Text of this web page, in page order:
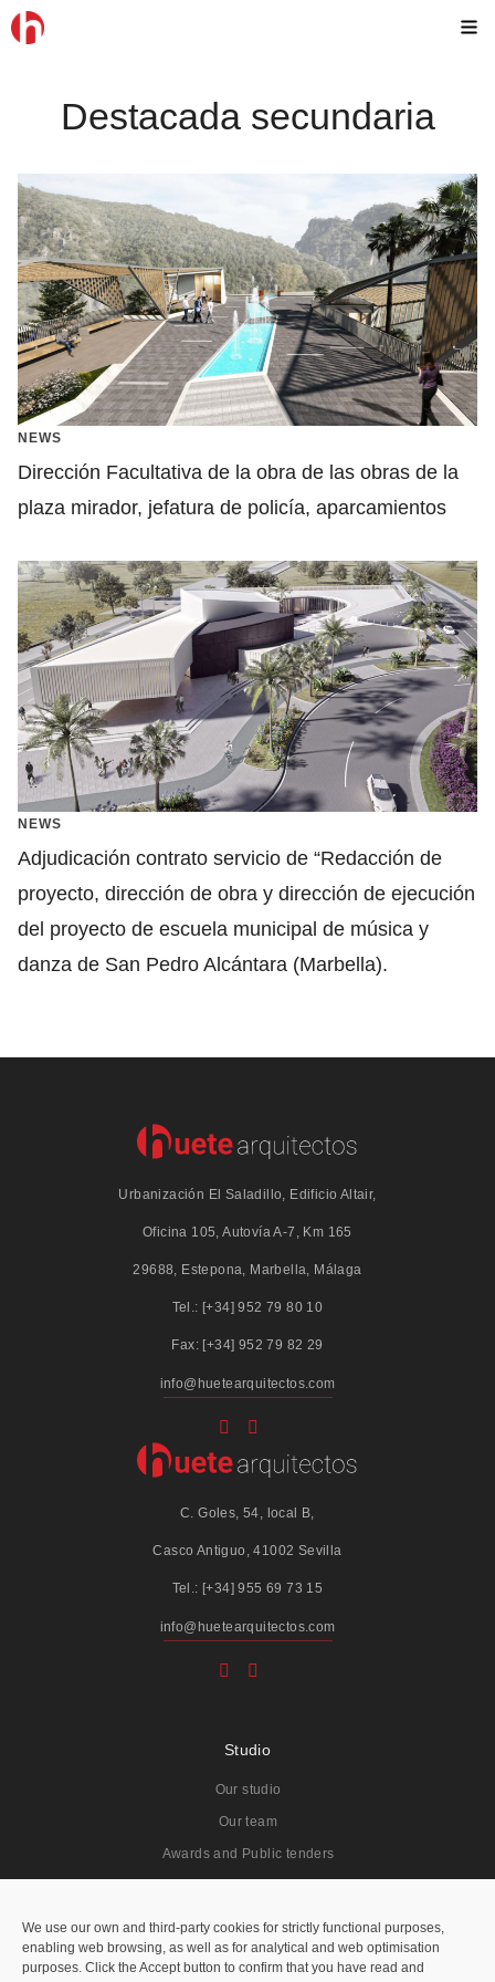
We use our own and third-party cookies for strictly functional purposes,
enabling web browsing, as well as for analytical and web optimisation
purposes. Click the Accept button to confirm that you have read and
Skip
to
Destacada secundaria
NEWS
Dirección Facultativa de la obra de las obras de la
plaza mirador, jefatura de policía, aparcamientos
NEWS
Adjudicación contrato servicio de “Redacción de
proyecto, dirección de obra y dirección de ejecución
del proyecto de escuela municipal de música y
danza de San Pedro Alcántara (Marbella).
Urbanización El Saladillo, Edificio Altair,
Oficina 105, Autovía A-7, Km 165
29688, Estepona, Marbella, Málaga
Tel.: [+34] 952 79 80 10
Fax: [+34] 952 79 82 29
info@huetearquitectos.com
C. Goles, 54, local B,
Casco Antiguo, 41002 Sevilla
Tel.: [+34] 955 69 73 15
info@huetearquitectos.com
Studio
Our studio
Our team
Awards and Public tenders
Projects